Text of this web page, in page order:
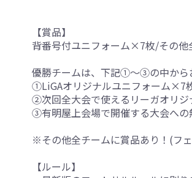
【賞品】
背番号付ユニフォーム×7枚/その他
優勝チームは、下記①～③の中から
①LiGAオリジナルユニフォーム×7
②次回全大会で使えるリーガオリ
③有明屋上会場で開催する大会への
※その他全チームに賞品あり！(フ
【ルール】